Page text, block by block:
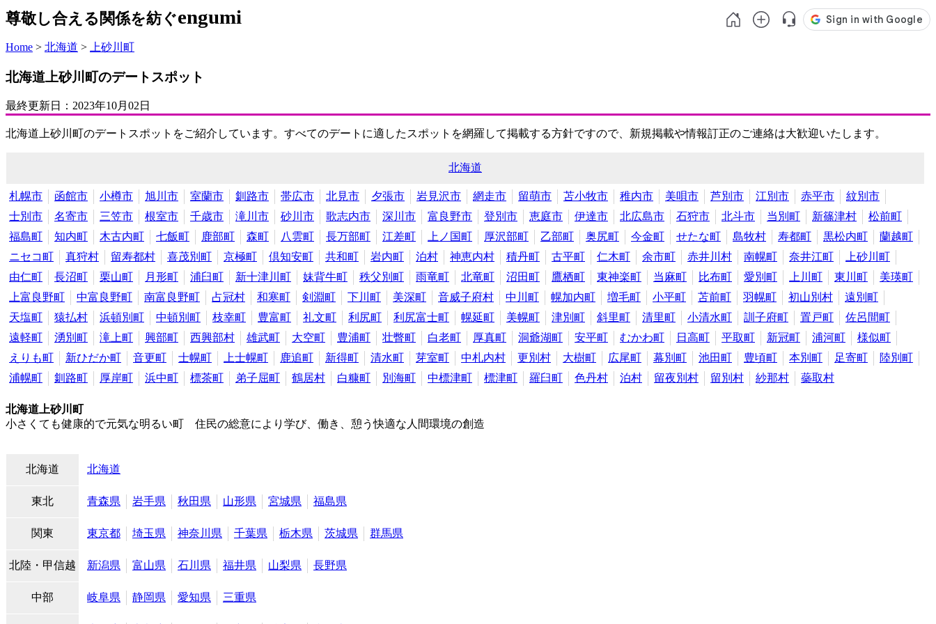
尊敬し合える関係を紡ぐengumi
Home > 北海道 > 上砂川町
北海道上砂川町のデートスポット
最終更新日： 2023年10月02日
北海道上砂川町のデートスポットをご紹介しています。すべてのデートに適したスポットを網羅して掲載する方針ですので、新規掲載や情報訂正のご連絡は大歓迎いたします。
北海道
札幌市 函館市 小樽市 旭川市 室蘭市 釧路市 帯広市 北見市 夕張市 岩見沢市 網走市 留萌市 苫小牧市 稚内市 美唄市 芦別市 江別市 赤平市
紋別市
士別市
名寄市 三笠市 根室市 千歳市 滝川市 砂川市 歌志内市 深川市 富良野市 登別市 恵庭市 伊達市 北広島市 石狩市 北斗市 当別町 新篠津村
松前町
福島町
知内町 木古内町 七飯町 鹿部町 森町 八雲町 長万部町 江差町 上ノ国町 厚沢部町 乙部町 奥尻町 今金町 せたな町 島牧村 寿都町 黒松内町
蘭越町
ニセコ町
真狩村 留寿都村 喜茂別町 京極町 倶知安町 共和町 岩内町 泊村 神恵内村 積丹町 古平町 仁木町 余市町 赤井川村 南幌町 奈井江町
上砂川町
由仁町
長沼町 栗山町 月形町 浦臼町 新十津川町 妹背牛町 秩父別町 雨竜町 北竜町 沼田町 鷹栖町 東神楽町 当麻町 比布町 愛別町 上川町 東川町
美瑛町
上富良野町
中富良野町 南富良野町 占冠村 和寒町 剣淵町 下川町 美深町 音威子府村 中川町 幌加内町 増毛町 小平町 苫前町 羽幌町 初山別村
遠別町
天塩町
猿払村 浜頓別町 中頓別町 枝幸町 豊富町 礼文町 利尻町 利尻富士町 幌延町 美幌町 津別町 斜里町 清里町 小清水町 訓子府町 置戸町
佐呂間町
遠軽町
湧別町 滝上町 興部町 西興部村 雄武町 大空町 豊浦町 壮瞥町 白老町 厚真町 洞爺湖町 安平町 むかわ町 日高町 平取町 新冠町 浦河町
様似町
えりも町
新ひだか町 音更町 士幌町 上士幌町 鹿追町 新得町 清水町 芽室町 中札内村 更別村 大樹町 広尾町 幕別町 池田町 豊頃町 本別町 足寄町
陸別町
浦幌町
釧路町 厚岸町 浜中町 標茶町 弟子屈町 鶴居村 白糠町 別海町 中標津町 標津町 羅臼町 色丹村 泊村 留夜別村 留別村 紗那村 蘂取村
北海道上砂川町
小さくても健康的で元気な明るい町 住民の総意により学び、働き、憩う快適な人間環境の創造
北海道 北海道
東北 青森県 岩手県 秋田県 山形県 宮城県 福島県
関東 東京都 埼玉県 神奈川県 千葉県 栃木県 茨城県 群馬県
北陸・甲信越 新潟県 富山県 石川県 福井県 山梨県 長野県
中部 岐阜県 静岡県 愛知県 三重県